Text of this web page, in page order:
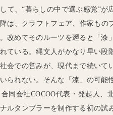
て、“暮らしの中で選ぶ感覚”が
は、クラフトフェア、作家もの
改めてそのルーツを遡ると「漆
ている。縄文人がかなり早い段
会での営みが、現代まで続いて
られない。そんな「漆」の可能
同会社COCOO代表・発起人、
ルタンブラーを制作する初の試